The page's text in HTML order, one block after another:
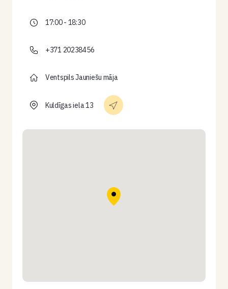
17:00 - 18:30
+371 20238456
Ventspils Jauniešu māja
Kuldīgas iela 13